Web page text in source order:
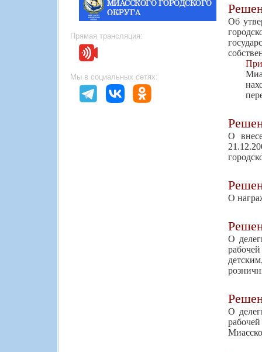
Прямая трансляция:
Мы в социальных сетях:
Об
О
О
О
О